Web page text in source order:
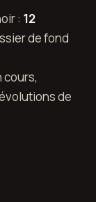
: 12
de fond
cours,
de